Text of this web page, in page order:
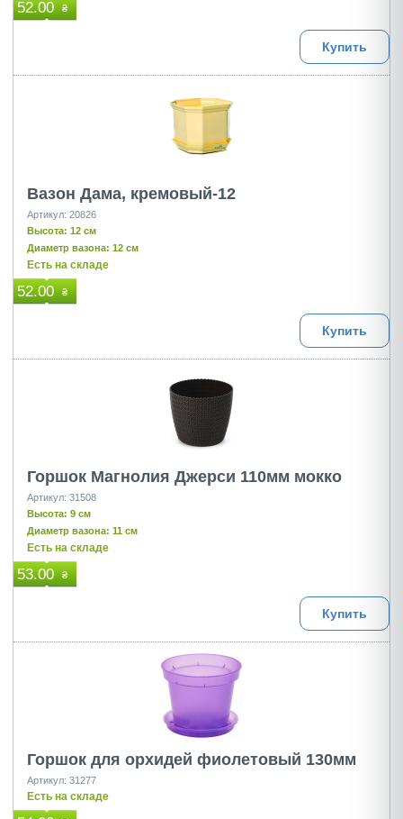
52.00 ₴
Купить
Вазон Дама, кремовый-12
Артикул: 20826
Высота: 12 см
Диаметр вазона: 12 см
Есть на складе
52.00 ₴
Купить
Горшок Магнолия Джерси 110мм мокко
Артикул: 31508
Высота: 9 см
Диаметр вазона: 11 см
Есть на складе
53.00 ₴
Купить
Горшок для орхидей фиолетовый 130мм
Артикул: 31277
Есть на складе